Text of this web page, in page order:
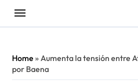
Home » Aumenta la tensión entre
por Baena